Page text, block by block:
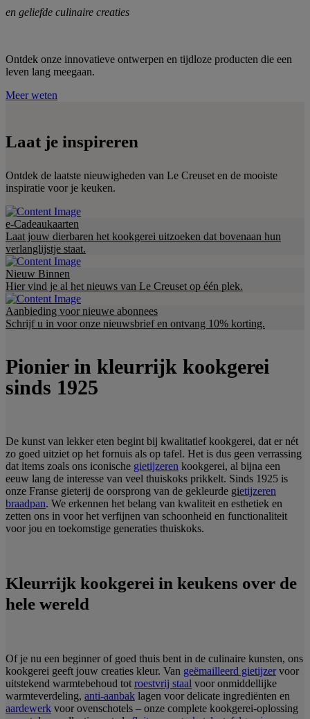
en geliefde culinaire creaties
Ontdek onze innovatieve ontwerpen en tijdloze producten die een
leven lang meegaan.
Meer weten
Laat je inspireren
Ontdek de laatste nieuwigheden van Le Creuset en de mooiste
inspiratie voor je keuken.
e-Cadeaukaarten
Laat jouw dierbaren het kookgerei uitzoeken dat bovenaan hun
verlanglijstje staat.
Nieuw Binnen
Hier vind je al het nieuws van Le Creuset op één plek.
Aanbieding voor nieuwe abonnees
Schrijf u in voor onze nieuwsbrief en ontvang 10% korting.
Pionier in kleurrijk kookgerei
sinds 1925
De kunst van lekker eten begint bij kwalitatief kookgerei, dat er nét
zo goed uitziet op het fornuis als op tafel. Het is dus geen verrassing
dat items zoals ons iconische gietijzeren kookgerei, al bijna een
eeuw lang de interesse van veel thuiskoks prikkelt. Sinds 1925 is
onze Franse gieterij de oorsprong van de gekleurde gietijzeren
braadpan. We erkennen het belang van kwaliteit en esthetiek en
zetten ons in voor het verfijnen van schoonheid en functionaliteit
voor jou en toekomstige generaties thuiskoks.
Kleurrijk kookgerei in keukens over de
hele wereld
Of je nu een beginner of goed thuis bent in de culinaire kunsten, ons
kookgerei geeft jouw creaties kleur. Van geëmailleerd gietijzer voor
uitstekend warmtebehoud tot roestvrij staal voor onmiddellijke
warmteverdeling, anti-aanbak lagen voor delicate ingrediënten en
aardewerk voor ovenschotels – onze complete kookgerei-oplossing